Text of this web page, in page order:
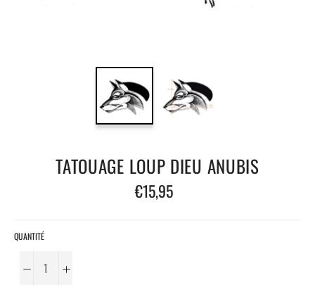
TATOUAGE LOUP DIEU ANUBIS
Prix
régulier
€15,95
QUANTITÉ
− +